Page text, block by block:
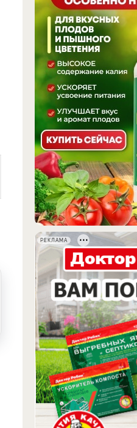
РЕКЛАМА